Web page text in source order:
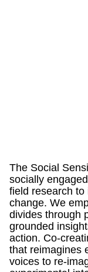
The Social
socially
field research to
change. We
divides through
grounded
action. Co-
that reimagines
voices to re-